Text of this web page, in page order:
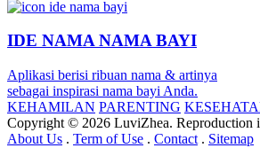
IDE NAMA NAMA BAYI
Aplikasi berisi ribuan nama & artinya
sebagai inspirasi nama bayi Anda.
KEHAMILAN PARENTING
Copyright © 2026 LuviZhea. Reproduction
About Us . Term of Use . Contact . Sitemap